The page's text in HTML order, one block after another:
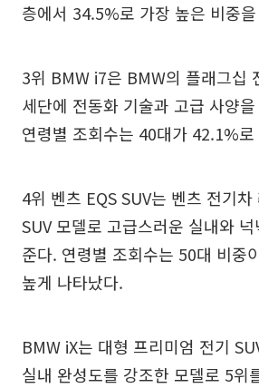
층에서 34.5%로 가장 높은 비중
3위 BMW i7은 BMW의 플래그십
세단에 전동화 기술과 고급 사양
연령별 조회수는 40대가 42.1%
4위 벤츠 EQS SUV는 벤츠 전기
SUV 모델로 고급스러운 실내와
준다. 연령별 조회수는 50대 비중
높게 나타났다.
BMW iX는 대형 프리미엄 전기
실내 완성도를 강조한 모델로 5위